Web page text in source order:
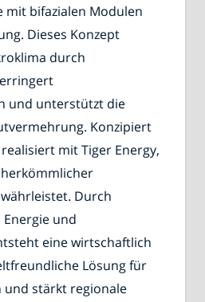
mit bifazialen Modulen
Dieses Konzept
durch
und unterstützt die
Konzipiert
mit Tiger Energy,
Durch
und
eine wirtschaftlich
Lösung für
und stärkt regionale